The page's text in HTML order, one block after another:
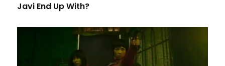
Javi End Up With?